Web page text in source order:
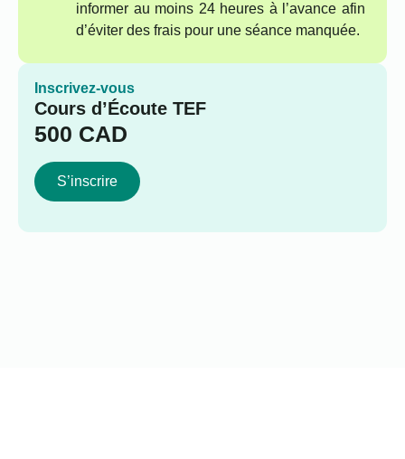
informer au moins 24 heures à l’avance afin
d’éviter des frais pour une séance manquée.
Inscrivez-vous
Cours d’Écoute TEF
500 CAD
S’inscrire